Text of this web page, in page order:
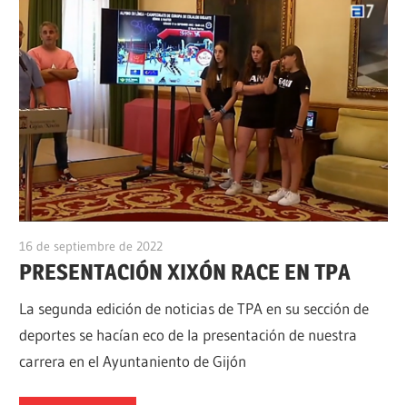
16 de septiembre de 2022
PRESENTACIÓN XIXÓN RACE EN TPA
La segunda edición de noticias de TPA en su sección de
deportes se hacían eco de la presentación de nuestra
carrera en el Ayuntaniento de Gijón